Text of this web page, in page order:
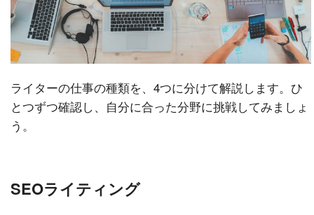
ライターの仕事の種類を、4つに分けて解説します。ひ
とつずつ確認し、自分に合った分野に挑戦してみましょ
う。
SEOライティング